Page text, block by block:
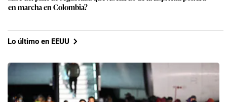
en marcha en Colombia?
Lo último en EEUU